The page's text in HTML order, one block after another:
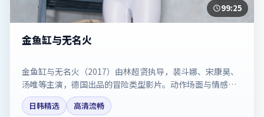
99:25
金鱼缸与无名火
金鱼缸与无名火（2017）由林超贤执导，裴斗娜、宋康昊、
汤唯等主演，德国出品的冒险类型影片。动作场面与情感戏
比例拿捏得当。剧情简介与主创信息可供检索参考，上映日
期以片方资料为准。
日韩精选
高清流畅